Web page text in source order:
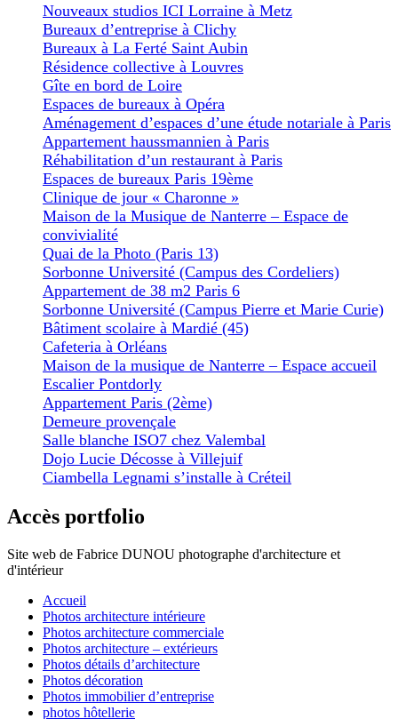
Nouveaux studios ICI Lorraine à Metz
Bureaux d’entreprise à Clichy
Bureaux à La Ferté Saint Aubin
Résidence collective à Louvres
Gîte en bord de Loire
Espaces de bureaux à Opéra
Aménagement d’espaces d’une étude notariale à Paris
Appartement haussmannien à Paris
Réhabilitation d’un restaurant à Paris
Espaces de bureaux Paris 19ème
Clinique de jour « Charonne »
Maison de la Musique de Nanterre – Espace de
convivialité
Quai de la Photo (Paris 13)
Sorbonne Université (Campus des Cordeliers)
Appartement de 38 m2 Paris 6
Sorbonne Université (Campus Pierre et Marie Curie)
Bâtiment scolaire à Mardié (45)
Cafeteria à Orléans
Maison de la musique de Nanterre – Espace accueil
Escalier Pontdorly
Appartement Paris (2ème)
Demeure provençale
Salle blanche ISO7 chez Valembal
Dojo Lucie Décosse à Villejuif
Ciambella Legnami s’installe à Créteil
Accès portfolio
Site web de Fabrice DUNOU photographe d'architecture et
d'intérieur
Accueil
Photos architecture intérieure
Photos architecture commerciale
Photos architecture – extérieurs
Photos détails d’architecture
Photos décoration
Photos immobilier d’entreprise
photos hôtellerie